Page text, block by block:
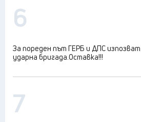
6
За пореден път ГЕРБ и ДПС
ударна бригада.Оставка!!!
7